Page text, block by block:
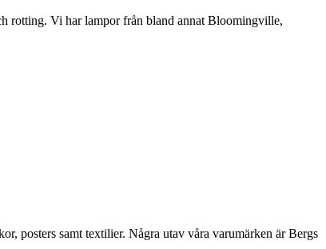
rotting. Vi har lampor från bland annat Bloomingville,
posters samt textilier. Några utav våra varumärken är Bergs